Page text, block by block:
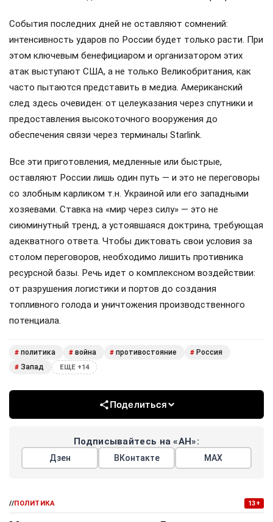
События последних дней не оставляют сомнений:
интенсивность ударов по России будет только расти. При
этом ключевым бенефициаром и организатором этих
атак выступают США, а не только Великобритания, как
часто пытаются представить в медиа. Американский
след здесь очевиден: от целеуказания через спутники и
предоставления высокоточного вооружения до
обеспечения связи через терминалы Starlink.
Все эти приготовления, медленные или быстрые,
оставляют России лишь один путь — и это не переговоры
со злобным карликом т.н. Украиной или его западными
хозяевами. Ставка на «мир через силу» — это не
сиюминутный тренд, а устоявшаяся доктрина, требующая
адекватного ответа. Чтобы диктовать свои условия за
столом переговоров, необходимо лишить противника
ресурсной базы. Речь идет о комплексном воздействии:
от разрушения логистики и портов до создания
топливного голода и уничтожения производственного
потенциала.
# политика # война # противостояние # Россия
# Запад ЕЩЕ +14
Поделиться
Подписывайтесь на «АН»:
Дзен ВКонтакте МАХ
//ПОЛИТИКА 13+